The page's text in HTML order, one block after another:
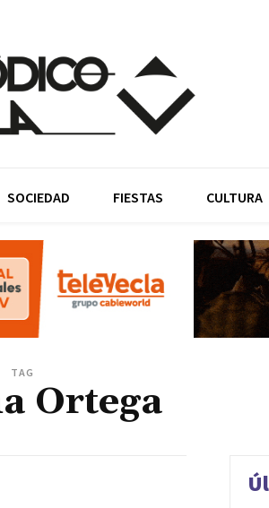
SOCIEDAD FIESTAS CULTURA
TAG
Ortega